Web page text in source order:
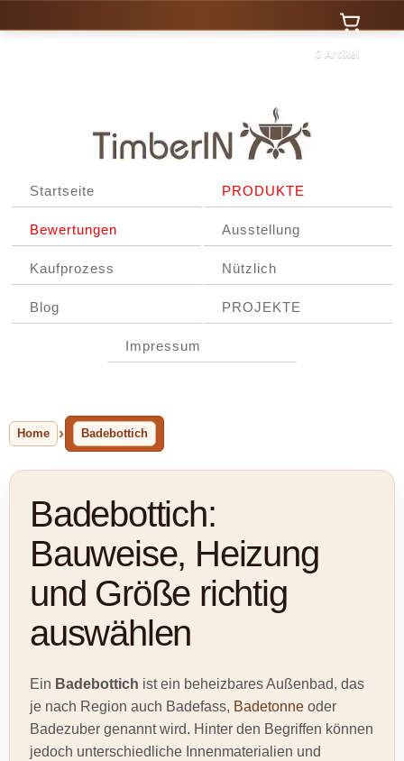
0 Artikel
Startseite PRODUKTE
Bewertungen Ausstellung
Kaufprozess Nützlich
Blog PROJEKTE
Impressum
Home Badebottich
Badebottich:
Bauweise, Heizung
und Größe richtig
auswählen
Ein Badebottich ist ein beheizbares Außenbad, das
je nach Region auch Badefass, Badetonne oder
Badezuber genannt wird. Hinter den Begriffen können
jedoch unterschiedliche Innenmaterialien und